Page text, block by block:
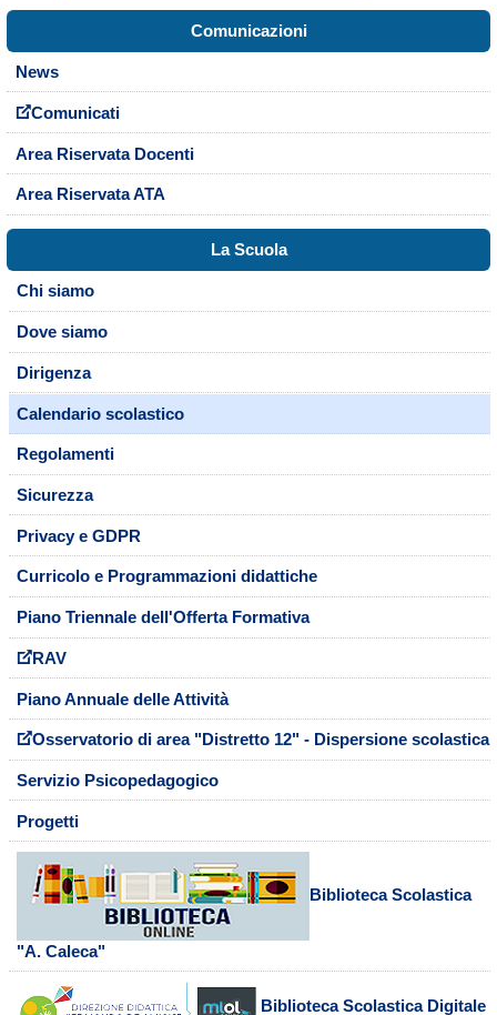
Comunicazioni
News
Comunicati
Area Riservata Docenti
Area Riservata ATA
La Scuola
Chi siamo
Dove siamo
Dirigenza
Calendario scolastico
Regolamenti
Sicurezza
Privacy e GDPR
Curricolo e Programmazioni didattiche
Piano Triennale dell'Offerta Formativa
RAV
Piano Annuale delle Attività
Osservatorio di area "Distretto 12" - Dispersione scolastica
Servizio Psicopedagogico
Progetti
Biblioteca Scolastica
"A. Caleca"
Biblioteca Scolastica Digitale